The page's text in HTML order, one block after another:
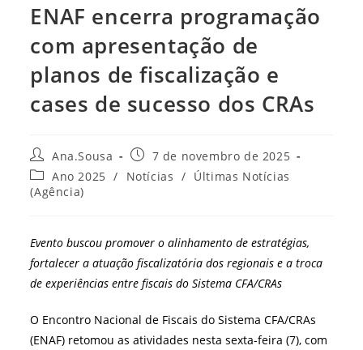
ENAF encerra programação
com apresentação de
planos de fiscalização e
cases de sucesso dos CRAs
Autor
do
post:
Ana.Sousa
Post
publicado:
7 de novembro de 2025
Categoria
do
Ano 2025 / Notícias / Últimas Notícias
(Agência)
Evento buscou promover o alinhamento de estratégias,
fortalecer a atuação fiscalizatória dos regionais e a troca
de experiências entre fiscais do Sistema CFA/CRAs
O Encontro Nacional de Fiscais do Sistema CFA/CRAs
(ENAF) retomou as atividades nesta sexta-feira (7), com